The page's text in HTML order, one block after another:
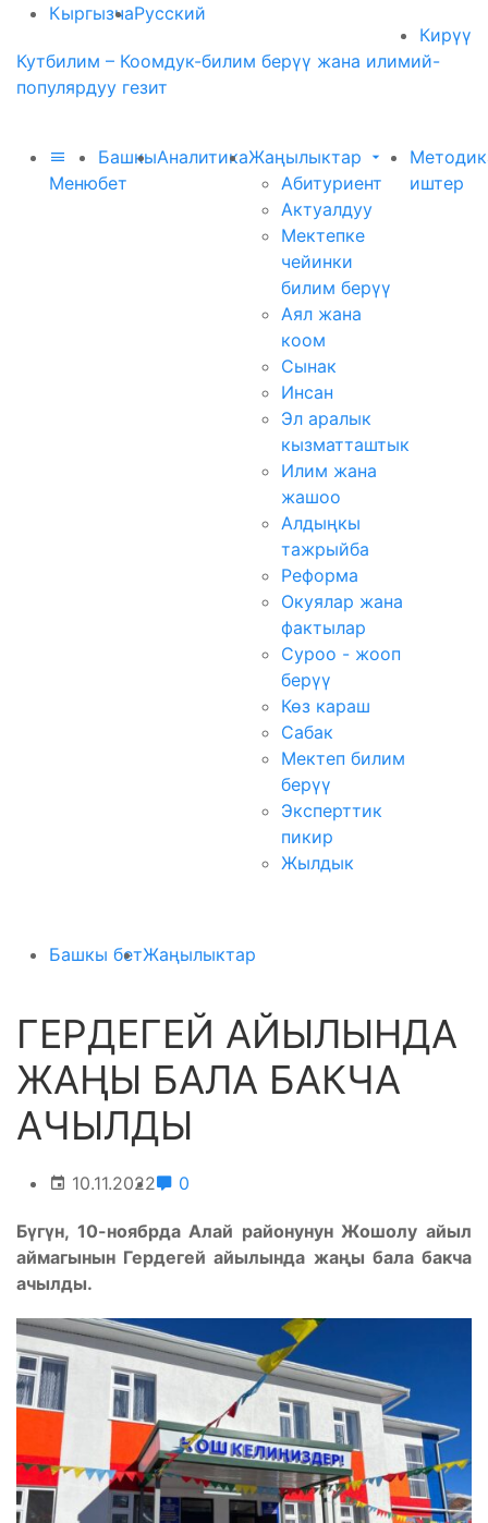
КыргызчаРусский
Кирүү
Кутбилим – Коомдук-билим берүү жана илимий-
популярдуу гезит
Меню
Башкы
бет
АналитикаЖаңылыктар
Абитуриент
Актуалдуу
Мектепке
чейинки
билим берүү
Аял жана
коом
Сынак
Инсан
Эл аралык
кызматташтык
Илим жана
жашоо
Алдыңкы
тажрыйба
Реформа
Окуялар жана
фактылар
Суроо - жооп
берүү
Көз караш
Сабак
Мектеп билим
берүү
Эксперттик
пикир
Жылдык
иштер
Башкы бетЖаңылыктар
ГЕРДЕГЕЙ АЙЫЛЫНДА
ЖАҢЫ БАЛА БАКЧА
АЧЫЛДЫ
10.11.2022 0
Бүгүн, 10-ноябрда Алай районунун Жошолу айыл
аймагынын Гердегей айылында жаңы бала бакча
ачылды.